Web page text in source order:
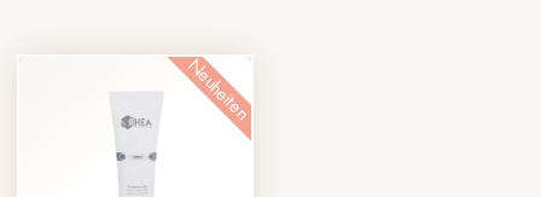
Neuheiten